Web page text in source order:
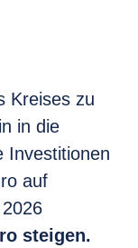
Kreises zu
in die
Investitionen
auf
steigen.